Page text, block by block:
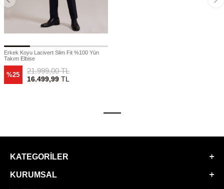
Erkek Koyu Lacivert Slim Fit %100 Yün
Takım Elbise
%25 21.999,00TL
16.499,99TL
KATEGORILER
KURUMSAL